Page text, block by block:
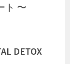
ト 〜
DETOX